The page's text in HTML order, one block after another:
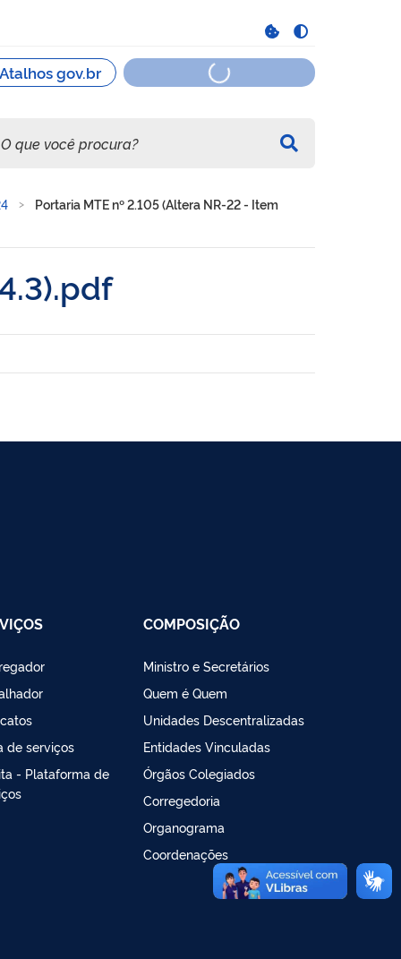
Portaria MTE nº 2.105 (Altera NR-22 - Item
de serviços
- Plataforma de
COMPOSIÇÃO
Ministro e Secretários
Quem é Quem
Unidades Descentralizadas
Entidades Vinculadas
Órgãos Colegiados
Corregedoria
Organograma
Coordenações